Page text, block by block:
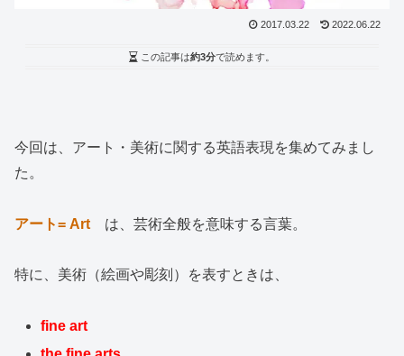
2017.03.22 2022.06.22
この記事は約3分で読めます。
今回は、アート・美術に関する英語表現を集めてみまし
た。
アート= Art は、芸術全般を意味する言葉。
特に、美術（絵画や彫刻）を表すときは、
fine art